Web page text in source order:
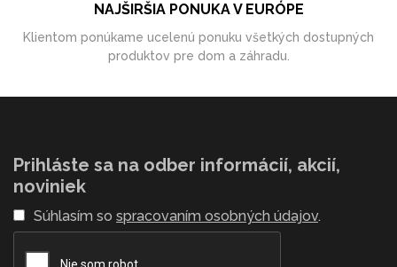
NAJŠIRŠIA PONUKA V EURÓPE
Klientom ponúkame ucelenú ponuku všetkých dostupných
produktov pre dom a záhradu.
Prihláste sa na odber informácií, akcií,
noviniek
Súhlasím so spracovaním osobných údajov.